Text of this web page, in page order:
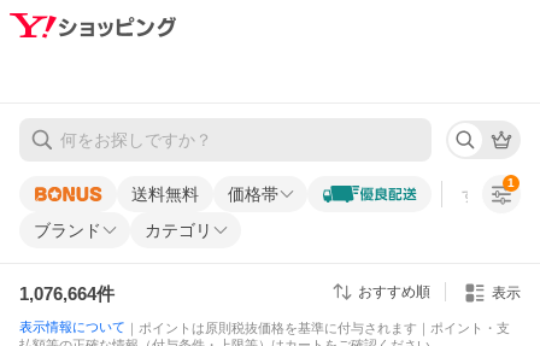
送料無料 価格帯 すべての条
ブランド カテゴリ
1
1,076,664件 おすすめ順 表示
表示情報について ｜ポイントは原則税抜価格を基準に付与されます｜ポイント・支